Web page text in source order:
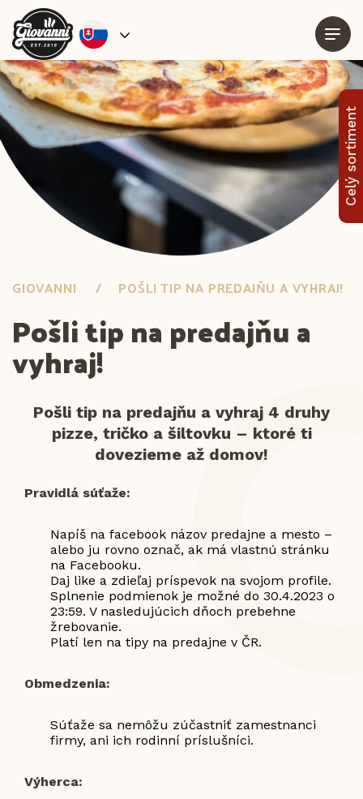
Celý sortiment
GIOVANNI POŠLI TIP NA PREDAJŇU A VYHRAJ!
Pošli tip na predajňu a
vyhraj!
Pošli tip na predajňu a vyhraj 4 druhy
pizze, tričko a šiltovku – ktoré ti
dovezieme až domov!
Pravidlá súťaže:
Napíš na facebook názov predajne a mesto –
alebo ju rovno označ, ak má vlastnú stránku
na Facebooku.
Daj like a zdieľaj príspevok na svojom profile.
Splnenie podmienok je možné do 30.4.2023 o
23:59. V nasledujúcich dňoch prebehne
žrebovanie.
Platí len na tipy na predajne v ČR.
Obmedzenia:
Súťaže sa nemôžu zúčastniť zamestnanci
firmy, ani ich rodinní príslušníci.
Výherca: